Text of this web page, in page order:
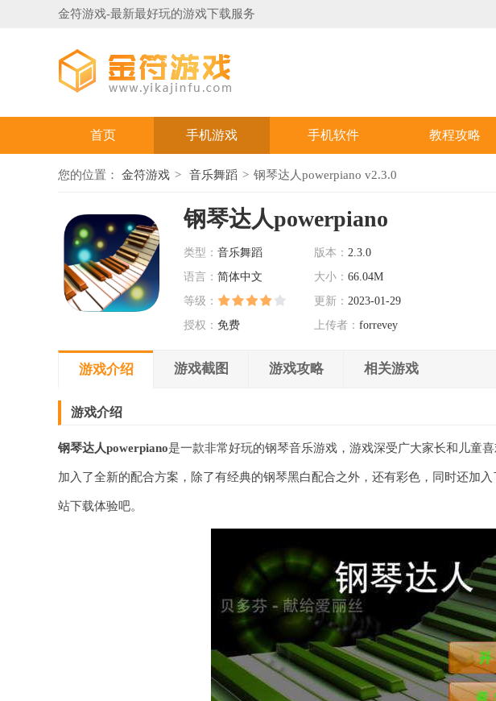
金符游戏-最新最好玩的游戏下载服务
首页 手机游戏 手机软件 教程攻略
您的位置： 金符游戏 音乐舞蹈 钢琴达人powerpiano v2.3.0
钢琴达人powerpiano
类型： 音乐舞蹈 版本： 2.3.0
语言： 简体中文 大小： 66.04M
等级：
更新： 2023-01-29
授权： 免费 上传者： forrevey
游戏介绍 游戏截图 游戏攻略 相关游戏
游戏介绍
钢琴达人powerpiano是一款非常好玩的钢琴音乐游戏，游戏深受广大家长和儿童
加入了全新的配合方案，除了有经典的钢琴黑白配合之外，还有彩色，同时还加
站下载体验吧。